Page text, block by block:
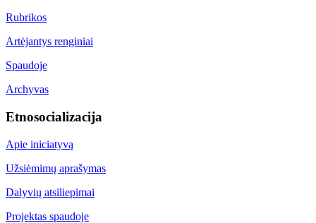
Rubrikos
Artėjantys renginiai
Spaudoje
Archyvas
Etnosocializacija
Apie iniciatyvą
Užsiėmimų aprašymas
Dalyvių atsiliepimai
Projektas spaudoje